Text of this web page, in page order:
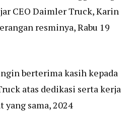
CEO Daimler Truck, Karin
resminya, Rabu 19
berterima kasih kepada
atas dedikasi serta kerja
yang sama, 2024